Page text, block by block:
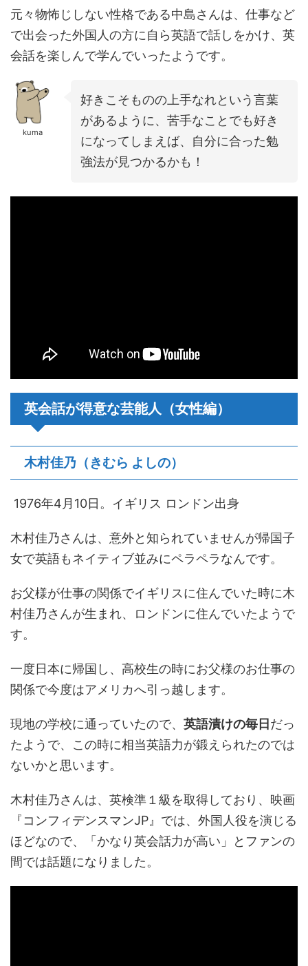
元々物怖じしない性格である中島さんは、仕事など
で出会った外国人の方に自ら英語で話しをかけ、英
会話を楽しんで学んでいったようです。
kuma
好きこそものの上手なれという言葉
があるように、苦手なことでも好き
になってしまえば、自分に合った勉
強法が見つかるかも！
英会話が得意な芸能人（女性編）
木村佳乃（きむら よしの）
1976年4月10日。イギリス ロンドン出身
木村佳乃さんは、意外と知られていませんが帰国子
女で英語もネイティブ並みにペラペラなんです。
お父様が仕事の関係でイギリスに住んでいた時に木
村佳乃さんが生まれ、ロンドンに住んでいたようで
す。
一度日本に帰国し、高校生の時にお父様のお仕事の
関係で今度はアメリカへ引っ越します。
現地の学校に通っていたので、 英語漬けの毎日 だっ
たようで、この時に相当英語力が鍛えられたのでは
ないかと思います。
木村佳乃さんは、英検準１級を取得しており、映画
『コンフィデンスマンJP』では、外国人役を演じる
ほどなので、「かなり英会話力が高い」とファンの
間では話題になりました。